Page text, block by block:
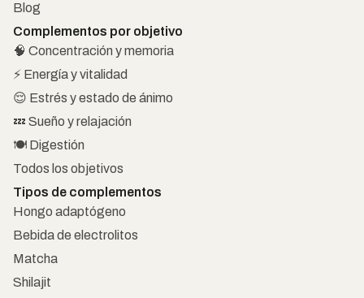
Blog
Complementos por objetivo
🧠 Concentración y memoria
⚡ Energía y vitalidad
😌 Estrés y estado de ánimo
💤 Sueño y relajación
🍽️ Digestión
Todos los objetivos
Tipos de complementos
Hongo adaptógeno
Bebida de electrolitos
Matcha
Shilajit